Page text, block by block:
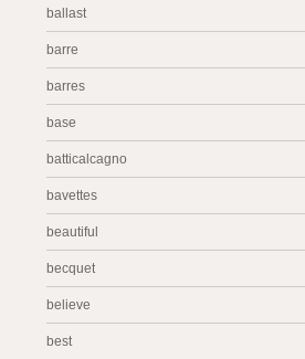
ballast
barre
barres
base
batticalcagno
bavettes
beautiful
becquet
believe
best